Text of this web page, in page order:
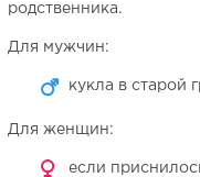
родственника.
Для мужчин:
кукла в старой
Для женщин:
если